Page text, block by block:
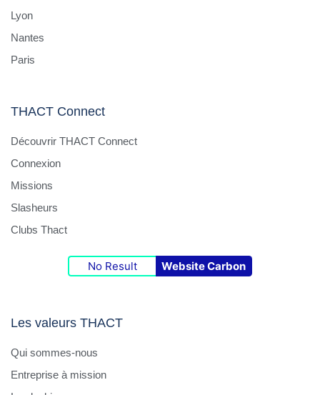
Lyon
Nantes
Paris
THACT Connect
Découvrir THACT Connect
Connexion
Missions
Slasheurs
Clubs Thact
No Result Website Carbon
Les valeurs THACT
Qui sommes-nous
Entreprise à mission